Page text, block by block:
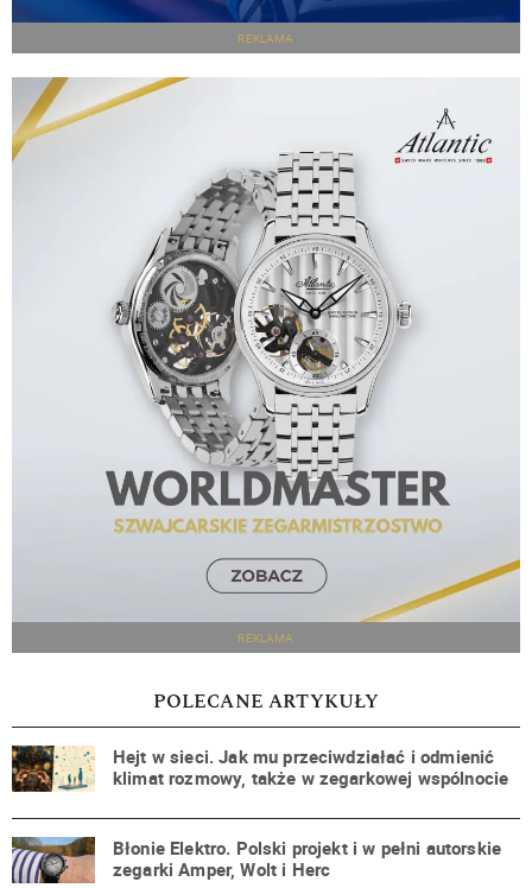
REKLAMA
REKLAMA
POLECANE ARTYKUŁY
Hejt w sieci. Jak mu przeciwdziałać i odmienić
klimat rozmowy, także w zegarkowej wspólnocie
Błonie Elektro. Polski projekt i w pełni autorskie
zegarki Amper, Wolt i Herc